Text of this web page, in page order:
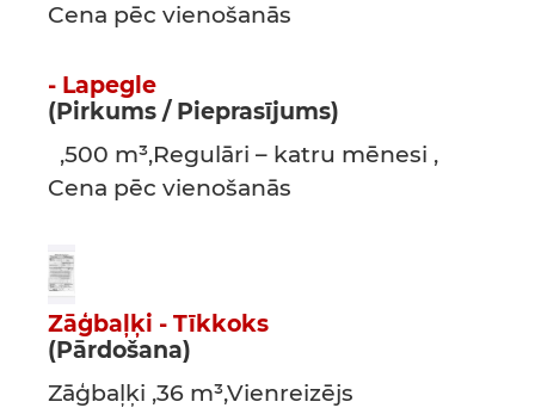
Cena pēc vienošanās
- Lapegle
(Pirkums / Pieprasījums)
,500 m³,Regulāri – katru mēnesi ,
Cena pēc vienošanās
Zāģbaļķi - Tīkkoks
(Pārdošana)
Zāģbaļķi ,36 m³,Vienreizējs